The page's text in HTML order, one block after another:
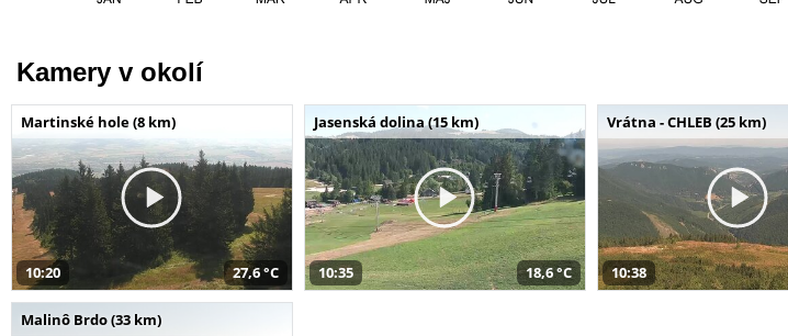
Kamery v okolí
Martinské hole (8 km)
10:20 27,6 °C
Jasenská dolina (15 km)
10:35 18,6 °C
Vrátna - CHLEB (25 km)
10:38
Malinô Brdo (33 km)